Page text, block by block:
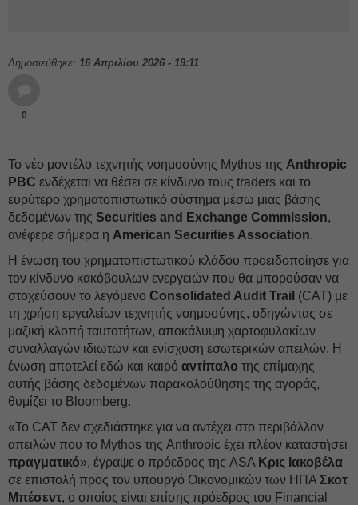
Δημοσιεύθηκε: 16 Απριλίου 2026 - 19:11
0
Το νέο μοντέλο τεχνητής νοημοσύνης Mythos της Anthropic
PBC ενδέχεται να θέσει σε κίνδυνο τους traders και το
ευρύτερο χρηματοπιστωτικό σύστημα μέσω μιας βάσης
δεδομένων της Securities and Exchange Commission,
ανέφερε σήμερα η American Securities Association.
Η ένωση του χρηματοπιστωτικού κλάδου προειδοποίησε για
τον κίνδυνο κακόβουλων ενεργειών που θα μπορούσαν να
στοχεύσουν το λεγόμενο Consolidated Audit Trail (CAT) με
τη χρήση εργαλείων τεχνητής νοημοσύνης, οδηγώντας σε
μαζική κλοπή ταυτοτήτων, αποκάλυψη χαρτοφυλακίων
συναλλαγών ιδιωτών και ενίσχυση εσωτερικών απειλών. Η
ένωση αποτελεί εδώ και καιρό αντίπαλο της επίμαχης
αυτής βάσης δεδομένων παρακολούθησης της αγοράς,
θυμίζει το Bloomberg.
«Το CAT δεν σχεδιάστηκε για να αντέχει στο περιβάλλον
απειλών που το Mythos της Anthropic έχει πλέον καταστήσει
πραγματικό», έγραψε ο πρόεδρος της ASA Κρις Ιακοβέλα
σε επιστολή προς τον υπουργό Οικονομικών των ΗΠΑ Σκοτ
Μπέσεντ, ο οποίος είναι επίσης πρόεδρος του Financial